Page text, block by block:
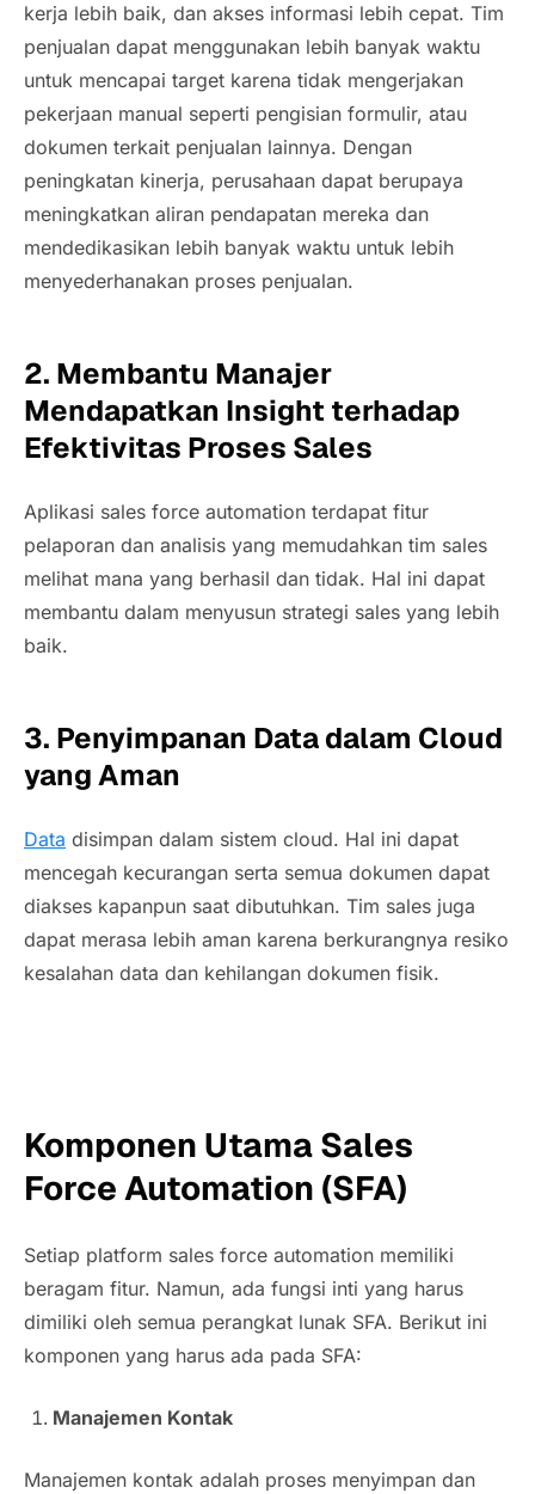
kerja lebih baik, dan akses informasi lebih cepat. Tim
penjualan dapat menggunakan lebih banyak waktu
untuk mencapai target karena tidak mengerjakan
pekerjaan manual seperti pengisian formulir, atau
dokumen terkait penjualan lainnya. Dengan
peningkatan kinerja, perusahaan dapat berupaya
meningkatkan aliran pendapatan mereka dan
mendedikasikan lebih banyak waktu untuk lebih
menyederhanakan proses penjualan.
2. Membantu Manajer
Mendapatkan Insight terhadap
Efektivitas Proses Sales
Aplikasi sales force automation terdapat fitur
pelaporan dan analisis yang memudahkan tim sales
melihat mana yang berhasil dan tidak. Hal ini dapat
membantu dalam menyusun strategi sales yang lebih
baik.
3. Penyimpanan Data dalam Cloud
yang Aman
Data disimpan dalam sistem cloud. Hal ini dapat
mencegah kecurangan serta semua dokumen dapat
diakses kapanpun saat dibutuhkan. Tim sales juga
dapat merasa lebih aman karena berkurangnya resiko
kesalahan data dan kehilangan dokumen fisik.
Komponen Utama Sales
Force Automation (SFA)
Setiap platform sales force automation memiliki
beragam fitur. Namun, ada fungsi inti yang harus
dimiliki oleh semua perangkat lunak SFA. Berikut ini
komponen yang harus ada pada SFA:
Manajemen Kontak
Manajemen kontak adalah proses menyimpan dan